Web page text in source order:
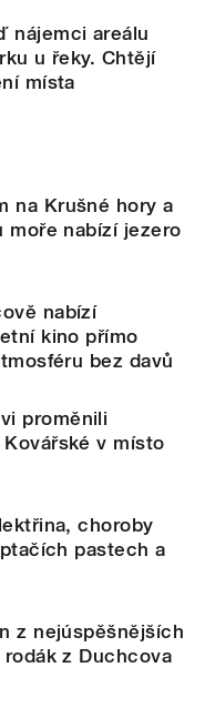
nájemci areálu
u řeky. Chtějí
místa
na Krušné hory a
moře nabízí jezero
nabízí
kino přímo
bez davů
proměnili
v místo
choroby
pastech a
z nejúspěšnějších
z Duchcova